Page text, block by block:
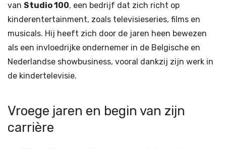
van Studio 100, een bedrijf dat zich richt op
kinderentertainment, zoals televisieseries, films en
musicals. Hij heeft zich door de jaren heen bewezen
als een invloedrijke ondernemer in de Belgische en
Nederlandse showbusiness, vooral dankzij zijn werk in
de kindertelevisie.
Vroege jaren en begin van zijn
carrière